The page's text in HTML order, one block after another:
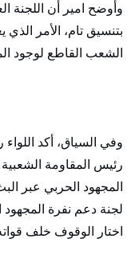
وأوضح امير أن
بتنسيق تام، الأمر
الشعب القاطع لوجود
وفي السياق، أكد
رئيس المقاومة الشعبية
المجهود الحربي عبر
لجنة دعم نفرة المجهود
اختار الوقوف خلف